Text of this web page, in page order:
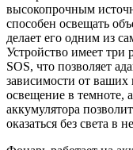
высокопрочным
способен освещать
делает его одним из
Устройство имеет
SOS, что позволяет
зависимости от
освещение в темноте,
аккумулятора
оказаться без света в